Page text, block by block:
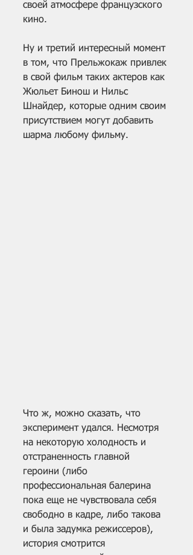
своей атмосфере французского
кино.
Ну и третий интересный момент
в том, что Прельжокаж привлек
в свой фильм таких актеров как
Жюльет Бинош и Нильс
Шнайдер, которые одним своим
присутствием могут добавить
шарма любому фильму.
Что ж, можно сказать, что
эксперимент удался. Несмотря
на некоторую холодность и
отстраненность главной
героини (либо
профессиональная балерина
пока еще не чувствовала себя
свободно в кадре, либо такова
и была задумка режиссеров),
история смотрится